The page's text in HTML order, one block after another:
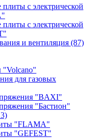
с электрической
с электрической
и вентиляция (87)
"Volcano"
для газовых
"BAXI"
"Бастион"
"FLAMA"
"GEFEST"